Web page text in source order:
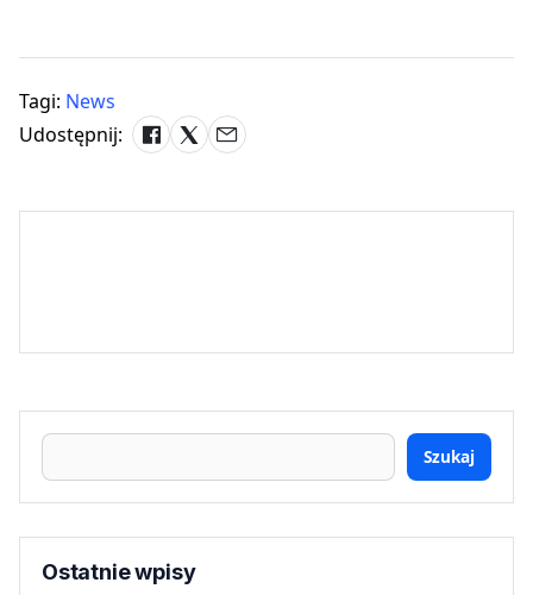
Tagi: News
Udostępnij:
Szukaj
Ostatnie wpisy